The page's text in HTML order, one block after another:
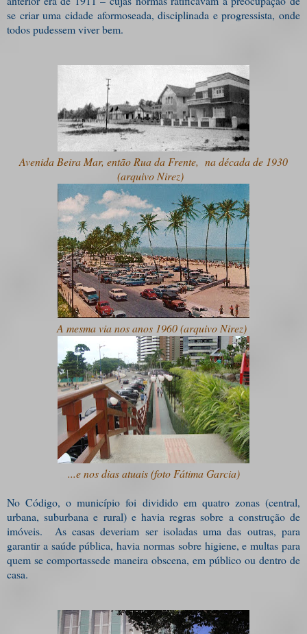
se criar uma cidade aformoseada, disciplinada e progressista, onde
todos pudessem viver bem.
Avenida Beira Mar, então Rua da Frente, na década de 1930
(arquivo Nirez)
A mesma via nos anos 1960 (arquivo Nirez)
...e nos dias atuais (foto Fátima Garcia)
No Código, o município foi dividido em quatro zonas (central,
urbana, suburbana e rural) e havia regras sobre a construção de
imóveis. As casas deveriam ser isoladas uma das outras, para
garantir a saúde pública, havia normas sobre higiene, e multas para
quem se comportassede maneira obscena, em público ou dentro de
casa.